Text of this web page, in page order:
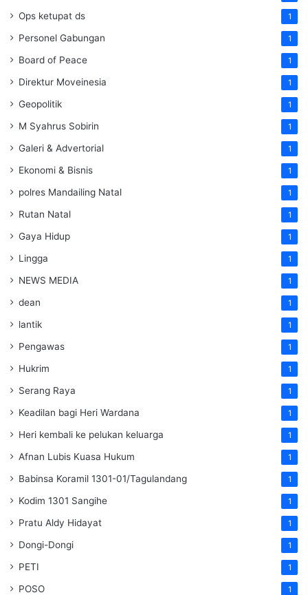
Ops ketupat ds 1
Personel Gabungan 1
Board of Peace 1
Direktur Moveinesia 1
Geopolitik 1
M Syahrus Sobirin 1
Galeri & Advertorial 1
Ekonomi & Bisnis 1
polres Mandailing Natal 1
Rutan Natal 1
Gaya Hidup 1
Lingga 1
NEWS MEDIA 1
dean 1
lantik 1
Pengawas 1
Hukrim 1
Serang Raya 1
Keadilan bagi Heri Wardana 1
Heri kembali ke pelukan keluarga 1
Afnan Lubis Kuasa Hukum 1
Babinsa Koramil 1301-01/Tagulandang 1
Kodim 1301 Sangihe 1
Pratu Aldy Hidayat 1
Dongi-Dongi 1
PETI 1
POSO 1